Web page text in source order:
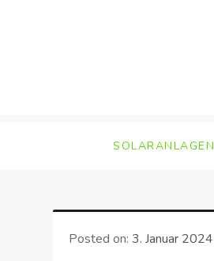
SOLARANLAGEN
Posted on:3. Januar 2024